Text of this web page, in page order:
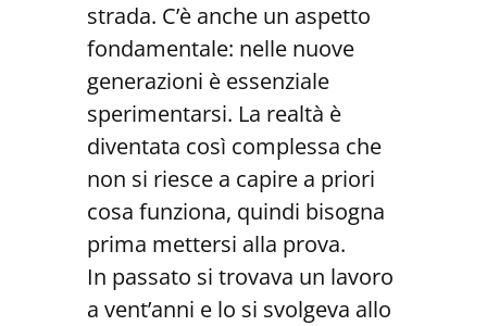
strada. C’è anche un aspetto
fondamentale: nelle nuove
generazioni è essenziale
sperimentarsi. La realtà è
diventata così complessa che
non si riesce a capire a priori
cosa funziona, quindi bisogna
prima mettersi alla prova.
In passato si trovava un lavoro
a vent’anni e lo si svolgeva allo